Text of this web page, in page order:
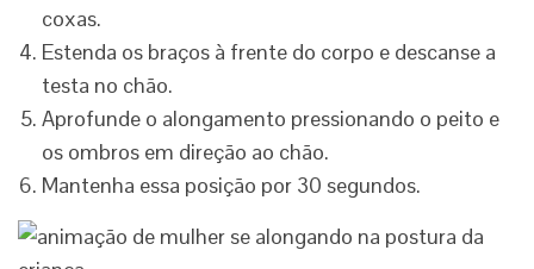
coxas.
Estenda os braços à frente do corpo e descanse a
testa no chão.
Aprofunde o alongamento pressionando o peito e
os ombros em direção ao chão.
Mantenha essa posição por 30 segundos.